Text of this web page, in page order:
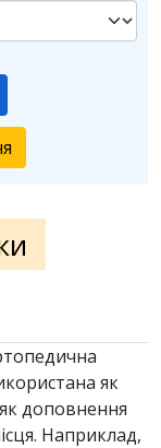
як
доповнення
Наприклад,